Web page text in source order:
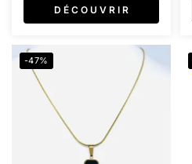
D É C O U V R I R
-47%